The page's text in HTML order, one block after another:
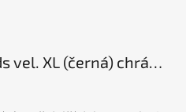
REKD Pro Wrist Guards vel. XL (černá) chrániče zápěstí
hvězdiček.